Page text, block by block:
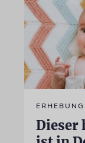
ERHEBUNG
Dieser